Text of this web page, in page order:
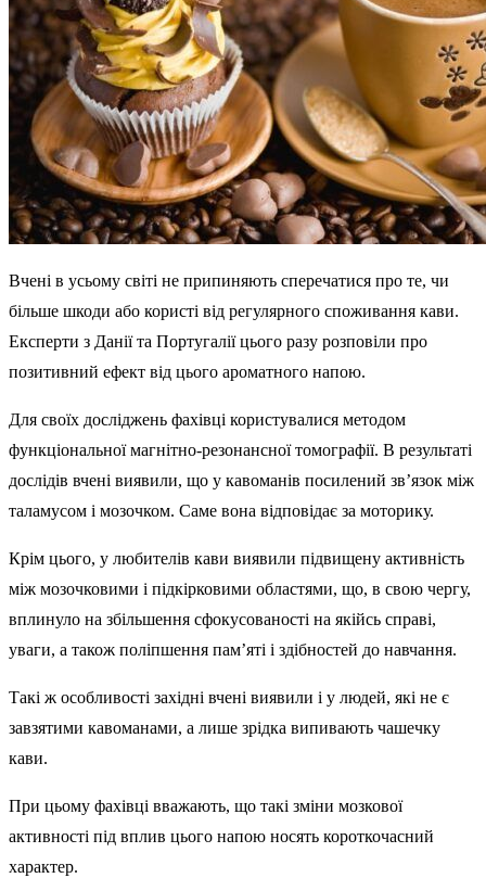
Вчені в усьому світі не припиняють сперечатися про те, чи
більше шкоди або користі від регулярного споживання кави.
Експерти з Данії та Португалії цього разу розповіли про
позитивний ефект від цього ароматного напою.
Для своїх досліджень фахівці користувалися методом
функціональної магнітно-резонансної томографії. В результаті
дослідів вчені виявили, що у кавоманів посилений зв’язок між
таламусом і мозочком. Саме вона відповідає за моторику.
Крім цього, у любителів кави виявили підвищену активність
між мозочковими і підкірковими областями, що, в свою чергу,
вплинуло на збільшення сфокусованості на якійсь справі,
уваги, а також поліпшення пам’яті і здібностей до навчання.
Такі ж особливості західні вчені виявили і у людей, які не є
завзятими кавоманами, а лише зрідка випивають чашечку
кави.
При цьому фахівці вважають, що такі зміни мозкової
активності під вплив цього напою носять короткочасний
характер.